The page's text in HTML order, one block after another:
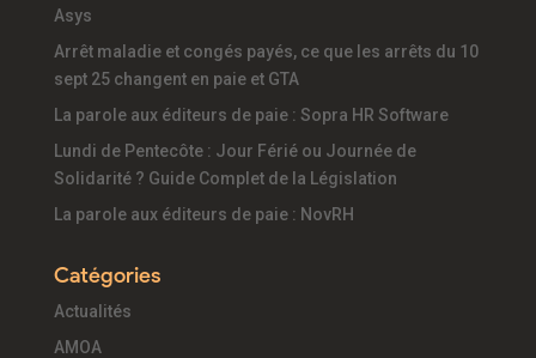
Asys
Arrêt maladie et congés payés, ce que les arrêts du 10
sept 25 changent en paie et GTA
La parole aux éditeurs de paie : Sopra HR Software
Lundi de Pentecôte : Jour Férié ou Journée de
Solidarité ? Guide Complet de la Législation
La parole aux éditeurs de paie : NovRH
Catégories
Actualités
AMOA